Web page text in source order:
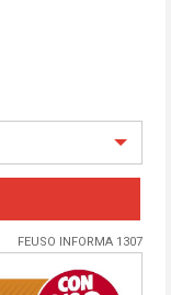
FEUSO INFORMA 1307